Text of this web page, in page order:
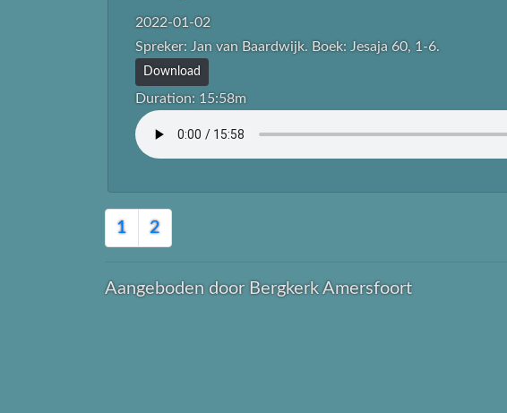
2022-01-02
Spreker: Jan van Baardwijk. Boek: Jesaja 60, 1-6.
Download
Duration: 15:58m
1 2
Aangeboden door Bergkerk Amersfoort